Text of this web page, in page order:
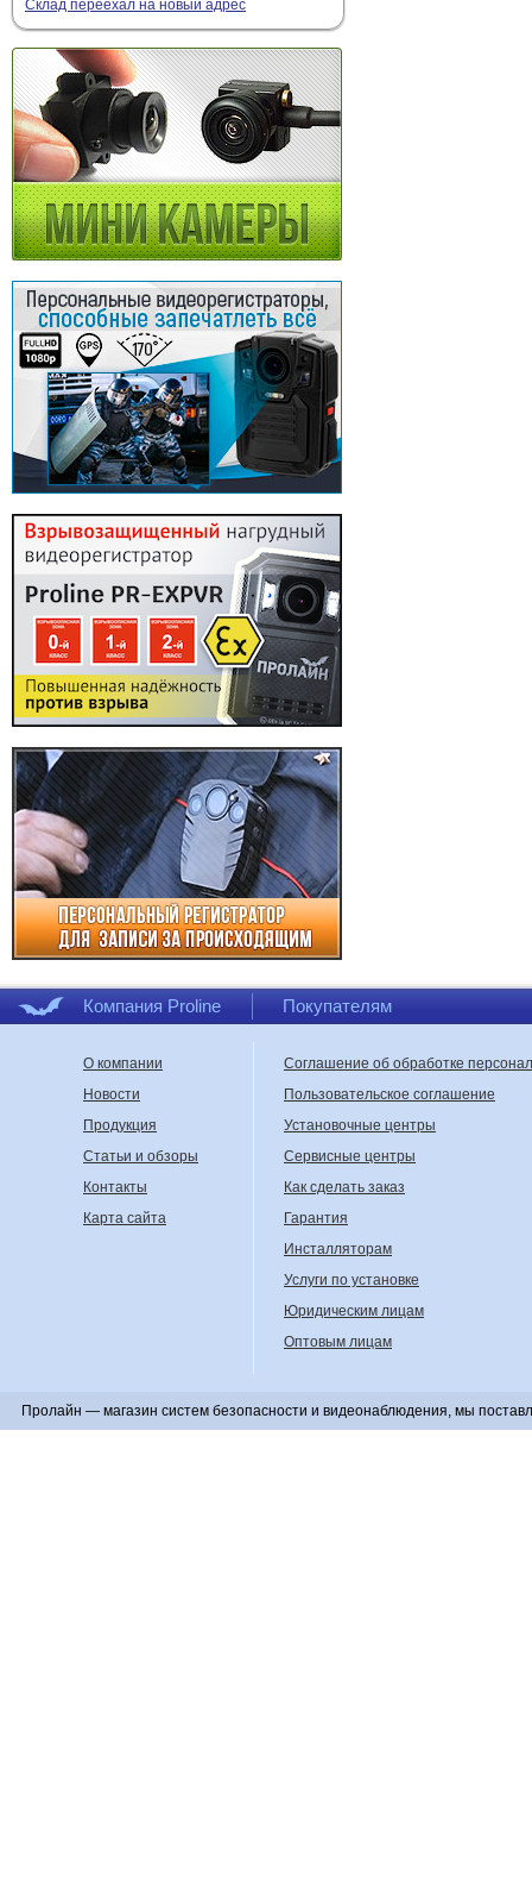
Склад переехал на новый адрес
Компания Proline Покупателям
О компании
Новости
Продукция
Статьи и обзоры
Контакты
Карта сайта
Соглашение об обработке
Пользовательское соглашение
Установочные центры
Сервисные центры
Как сделать заказ
Гарантия
Инсталляторам
Услуги по установке
Юридическим лицам
Оптовым лицам
Пролайн — магазин систем безопасности и видеонаблюдения, мы